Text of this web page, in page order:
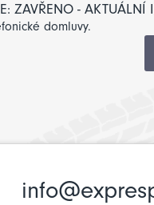
ZAVŘENO - AKTUÁLNÍ
domluvy.